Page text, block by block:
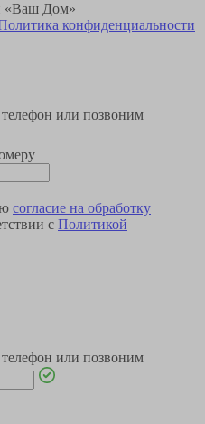
«Ваш Дом»
конфиденциальности
или позвоним
согласие на обработку
с Политикой
или позвоним